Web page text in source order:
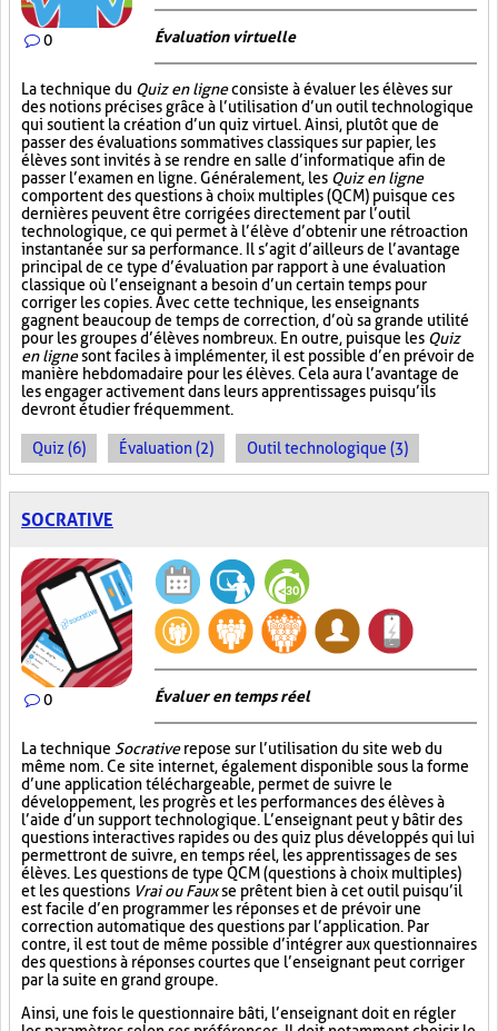
0 Évaluation virtuelle
La technique du Quiz en ligneconsiste à évaluer les élèves sur
des notions précises grâce à l’utilisation d’un outil technologique
qui soutient la création d’un quiz virtuel. Ainsi, plutôt que de
passer des évaluations sommatives classiques sur papier, les
élèves sont invités à se rendre en salle d’informatique afin de
passer l’examen en ligne. Généralement, les Quiz en ligne
comportent des questions à choix multiples (QCM) puisque ces
dernières peuvent être corrigées directement par l’outil
technologique, ce qui permet à l’élève d’obtenir une rétroaction
instantanée sur sa performance. Il s’agit d’ailleurs de l’avantage
principal de ce type d’évaluation par rapport à une évaluation
classique où l’enseignant a besoin d’un certain temps pour
corriger les copies. Avec cette technique, les enseignants
gagnent beaucoup de temps de correction, d’où sa grande utilité
pour les groupes d’élèves nombreux. En outre, puisque les Quiz
en lignesont faciles à implémenter, il est possible d’en prévoir de
manière hebdomadaire pour les élèves. Cela aura l’avantage de
les engager activement dans leurs apprentissages puisqu’ils
devront étudier fréquemment.
Quiz (6) Évaluation (2) Outil technologique (3)
SOCRATIVE
0 Évaluer en temps réel
La technique Socrativerepose sur l’utilisation du site web du
même nom. Ce site internet, également disponible sous la forme
d’une application téléchargeable, permet de suivre le
développement, les progrès et les performances des élèves à
l’aide d’un support technologique. L’enseignant peut y bâtir des
questions interactives rapides ou des quiz plus développés qui lui
permettront de suivre, en temps réel, les apprentissages de ses
élèves. Les questions de type QCM (questions à choix multiples)
et les questions Vrai ou Fauxse prêtent bien à cet outil puisqu’il
est facile d’en programmer les réponses et de prévoir une
correction automatique des questions par l’application. Par
contre, il est tout de même possible d’intégrer aux questionnaires
des questions à réponses courtes que l’enseignant peut corriger
par la suite en grand groupe.
Ainsi, une fois le questionnaire bâti, l’enseignant doit en régler